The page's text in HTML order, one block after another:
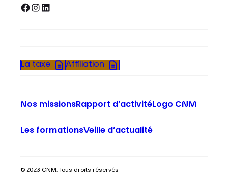
Facebook InstagramLinkedIn
La taxe Affiliation
Nos missionsRapport d’activitéLogo CNM
Les formationsVeille d’actualité
© 2023 CNM. Tous droits réservés